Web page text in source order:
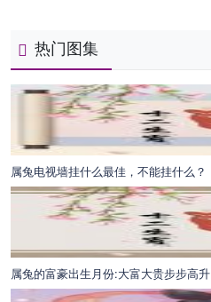
热门图集
属兔电视墙挂什么最佳，不能挂什么？
属兔的富豪出生月份:大富大贵步步高升